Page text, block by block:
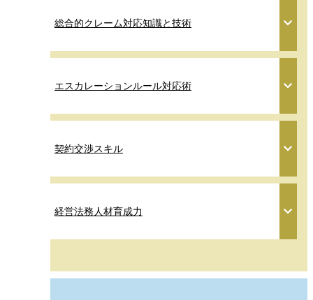
総合的クレーム対応知識と技術
エスカレーションルール対応術
契約交渉スキル
経営法務人材育成力